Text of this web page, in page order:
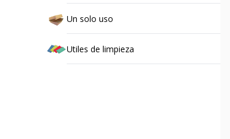
Un solo uso
Utiles de limpieza